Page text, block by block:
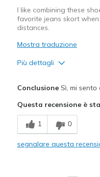
Sizing
Feels
View On Shoes
I like combining these
favorite jeans skort
distances.
Mostra traduzione
Più dettagli
Comfortable
Stylish
ConclusioneSì, mi sento
Questa recensione è
1 0
segnalare questa